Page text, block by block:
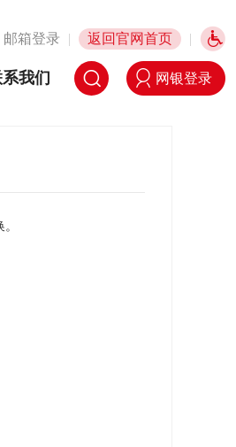
邮箱登录 | 返回官网首页 |
我们 网银登录